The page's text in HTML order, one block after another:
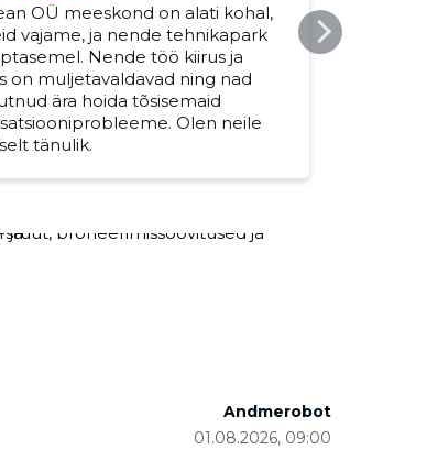
OÜ meeskond on alati kohal,
vajame, ja nende tehnikapark
Nende töö kiirus ja
on muljetavaldavad ning nad
ära hoida tõsisemaid
Olen neile
tänulik.
01.08.2026, 09:00
Andmerobot